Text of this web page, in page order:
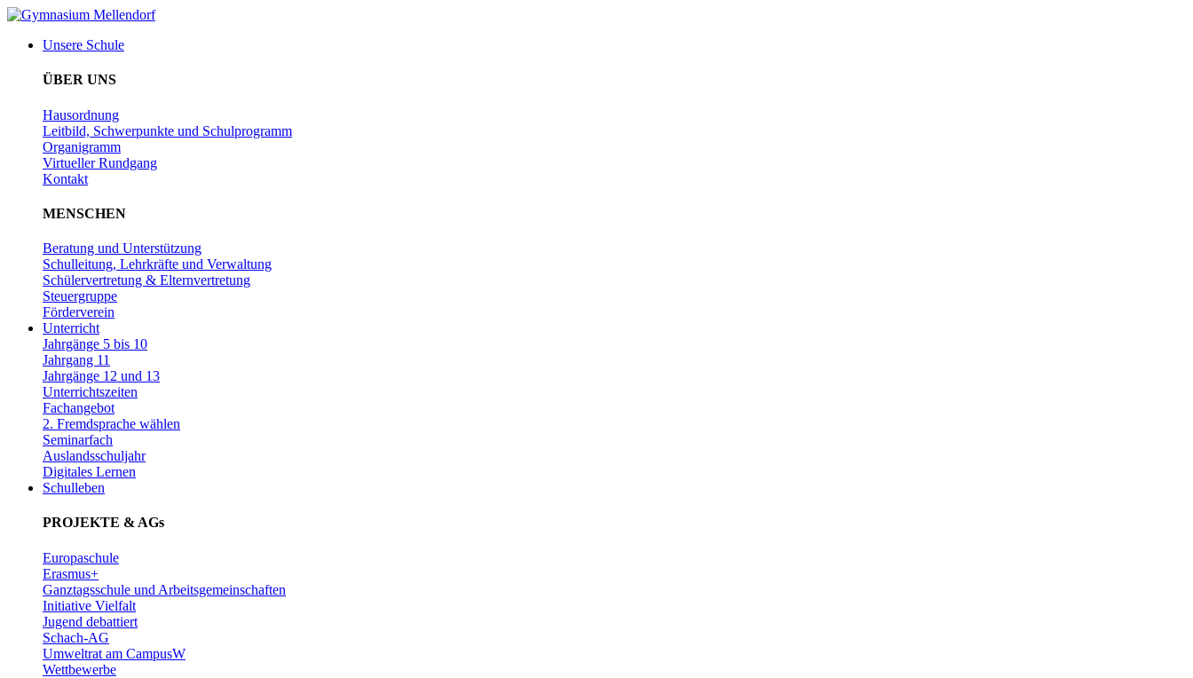
Unsere Schule
ÜBER UNS
Hausordnung
Leitbild, Schwerpunkte und Schulprogramm
Organigramm
Virtueller Rundgang
Kontakt
MENSCHEN
Beratung und Unterstützung
Schulleitung, Lehrkräfte und Verwaltung
Schülervertretung & Elternvertretung
Steuergruppe
Förderverein
Unterricht
Jahrgänge 5 bis 10
Jahrgang 11
Jahrgänge 12 und 13
Unterrichtszeiten
Fachangebot
2. Fremdsprache wählen
Seminarfach
Auslandsschuljahr
Digitales Lernen
Schulleben
PROJEKTE & AGs
Europaschule
Erasmus+
Ganztagsschule und Arbeitsgemeinschaften
Initiative Vielfalt
Jugend debattiert
Schach-AG
Umweltrat am CampusW
Wettbewerbe